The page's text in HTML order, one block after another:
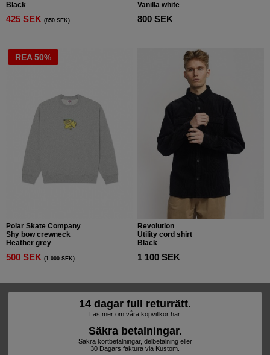
Black
425 SEK (850 SEK)
Vanilla white
800 SEK
REA 50%
Polar Skate Company
Shy bow crewneck
Heather grey
500 SEK (1 000 SEK)
Revolution
Utility cord shirt
Black
1 100 SEK
14 dagar full returrätt.
Läs mer om våra köpvillkor här.
Säkra betalningar.
Säkra kortbetalningar, delbetalning eller
30 Dagars faktura via Kustom.